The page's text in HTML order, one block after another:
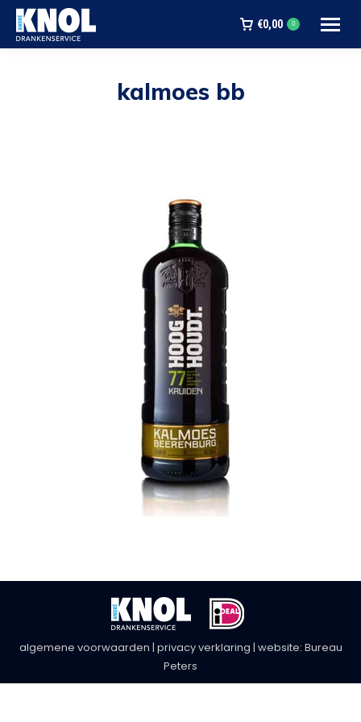
€0,00 0
kalmoes bb
algemene voorwaarden | privacy verklaring | website: Bureau
Peters